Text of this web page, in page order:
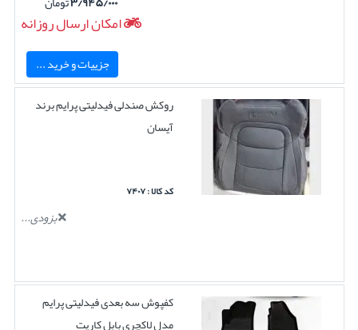
امکان ارسال روزانه
جزییات و خرید ...
روکش صندلی فیدلیتی پرایم برند
آیسان
کد کالا : ۷۴۰۷
بزودی...
کفپوش سه بعدی فیدلیتی پرایم
مدل لاکچری بابل کارپت